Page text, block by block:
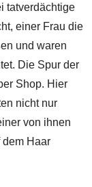
tatverdächtige
einer Frau die
und waren
Die Spur der
Shop. Hier
nicht nur
von ihnen
Haar